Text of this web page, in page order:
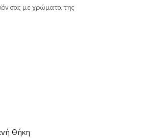
σας με χρώματα της
Θήκη